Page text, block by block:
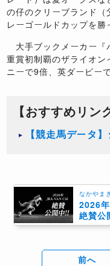
の仔のクリーブランド
レーゴールドカップを勝
大手ブックメーカー『
重賞初制覇のザライオ
ニーで9倍、英ダービー
【おすすめリン
【競走馬データ
なかやま
2026
絶賛公
前へ